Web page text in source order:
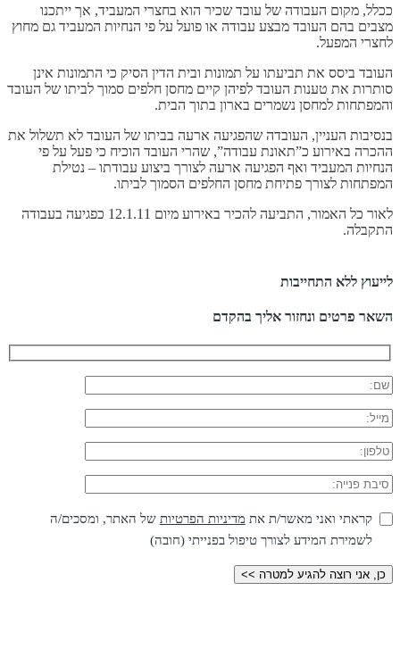
ככלל, מקום העבודה של עובד שכיר הוא בחצרי המעביד, אך ייתכנו
מצבים בהם העובד מבצע עבודה או פועל על פי הנחיות המעביד גם מחוץ
לחצרי המפעל.
העובד ביסס את תביעתו על תמונות ובית הדין הסיק כי התמונות אינן
סותרות את טענות העובד לפיהן קיים מחסן חלפים סמוך לביתו של העובד
והמפתחות למחסן נשמרים בארון בתוך הבית.
בנסיבות העניין, העובדה שהפגיעה ארעה בביתו של העובד לא תשלול את
ההכרה באירוע כ”תאונת עבודה”, שהרי העובד הוכיח כי פעל על פי
הנחיות המעביד ואף הפגיעה ארעה לצורך ביצוע עבודתו – נטילת
המפתחות לצורך פתיחת מחסן החלפים הסמוך לביתו.
לאור כל האמור, התביעה להכיר באירוע מיום 12.1.11 כפגיעה בעבודה
התקבלה.
לייעוץ ללא התחייבות
השאר פרטים ונחזור אליך בהקדם
קראתי ואני מאשר/ת את מדיניות הפרטיות של האתר, ומסכים/ה
לשמירת המידע לצורך טיפול בפנייתי (חובה)